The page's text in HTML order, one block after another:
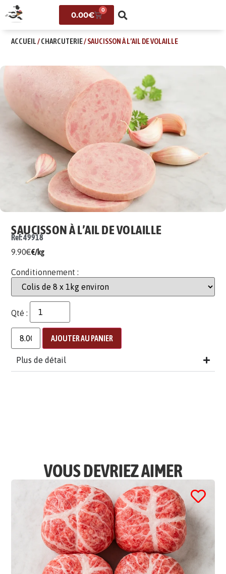
0.00€
0
ACCUEIL/CHARCUTERIE/ SAUCISSON À L’AIL DE VOLAILLE
SAUCISSON À L’AIL DE VOLAILLE
Ref: 49918
9.90€€/kg
Conditionnement :
Qté :
AJOUTER AU PANIER
Plus de détail
VOUS DEVRIEZ AIMER